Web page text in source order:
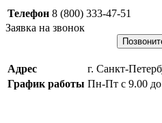
Телефон 8 (800) 333-47-51
Заявка на звонок
Адрес
г. Санкт-
График работы Пн-Пт с 9.00